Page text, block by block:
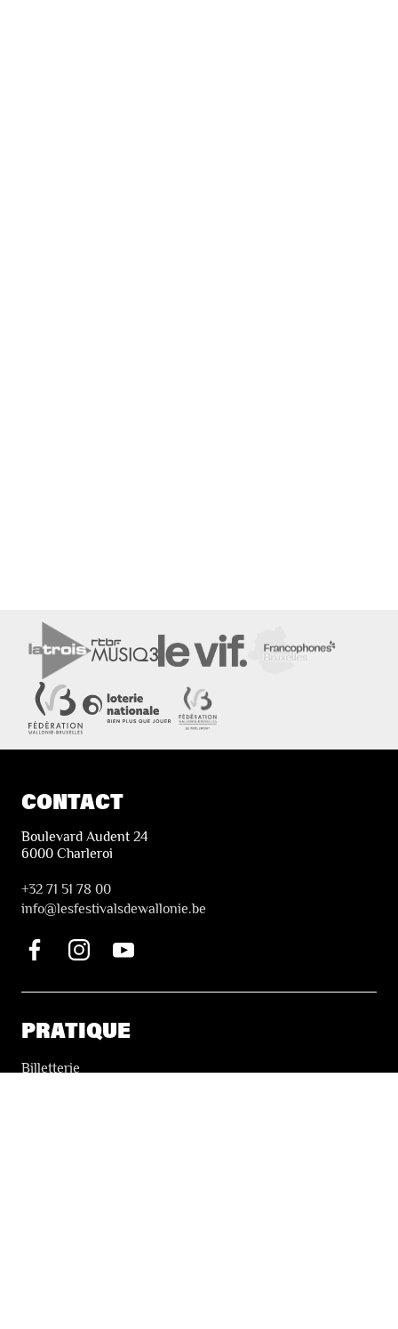
CONTACT
Boulevard Audent 24
6000 Charleroi
+32 71 51 78 00
info@lesfestivalsdewallonie.be
PRATIQUE
Billetterie